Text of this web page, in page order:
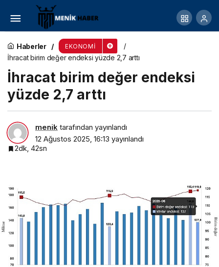
Haberler EKONOMI
İhracat birim değer endeksi yüzde 2,7 arttı
İhracat birim değer endeksi
yüzde 2,7 arttı
menik tarafından yayınlandı
12 Ağustos 2025, 16:13 yayınlandı
2dk, 42sn
Ticaret satış hacmi yıllık yüzde 22,5 arttı,
perakende satış hacmi yıllık yüzde 14,7 arttı